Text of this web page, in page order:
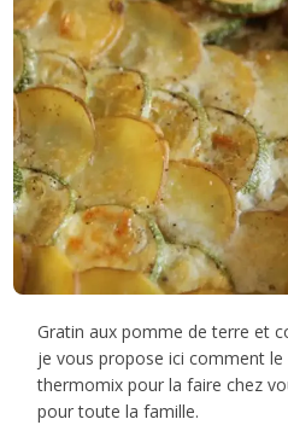
Gratin aux pomme de terre et
je vous propose ici comment
thermomix pour la faire chez
pour toute la famille.